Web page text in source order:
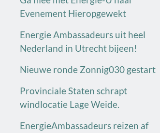
Evenement Hieropgewekt
Energie Ambassadeurs uit heel
Nederland in Utrecht bijeen!
Nieuwe ronde Zonnig030 gestart
Provinciale Staten schrapt
windlocatie Lage Weide.
EnergieAmbassadeurs reizen af